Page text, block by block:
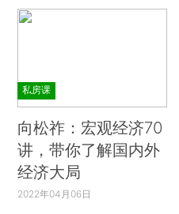
私房课
向松祚：宏观经济70
讲，带你了解国内外
经济大局
2022年04月06日